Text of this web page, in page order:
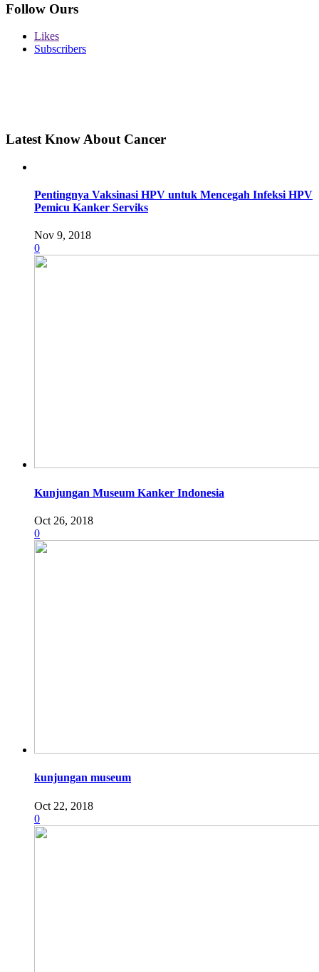
Follow Ours
Likes
Subscribers
Latest Know About Cancer
Pentingnya Vaksinasi HPV untuk Mencegah Infeksi HPV
Pemicu Kanker Serviks
Nov 9, 2018
0
Kunjungan Museum Kanker Indonesia
Oct 26, 2018
0
kunjungan museum
Oct 22, 2018
0